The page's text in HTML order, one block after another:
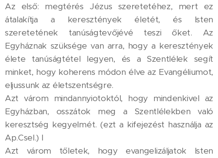
Az első: megtérés Jézus szeretetéhez, mert ez
átalakítja a keresztények életét, és Isten
szeretetének tanúságtevőjévé teszi őket. Az
Egyháznak szüksége van arra, hogy a keresztények
élete tanúságtétel legyen, és a Szentlélek segít
minket, hogy koherens módon élve az Evangéliumot,
eljussunk az életszentségre.
Azt várom mindannyiotoktól, hogy mindenkivel az
Egyházban, osszátok meg a Szentlélekben való
keresztség kegyelmét. (ezt a kifejezést használja az
Ap.Csel.) I
Azt várom tőletek, hogy evangelizáljatok Isten